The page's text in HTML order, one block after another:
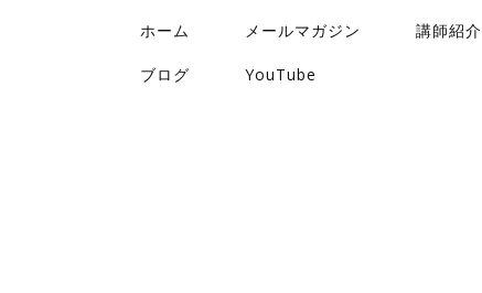
ホーム メールマガジン 講師紹介
ブログ YouTube